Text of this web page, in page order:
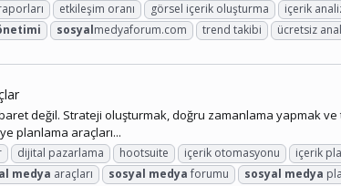
etkileşim oranı görsel içerik oluşturma içerik
sosyalmedyaforum.com trend takibi ücretsiz
değil. Strateji oluşturmak, doğru zamanlama yapmak
planlama araçları...
dijital pazarlama hootsuite içerik otomasyonu içerik
medya araçları sosyal medyaforumu sosyal medya